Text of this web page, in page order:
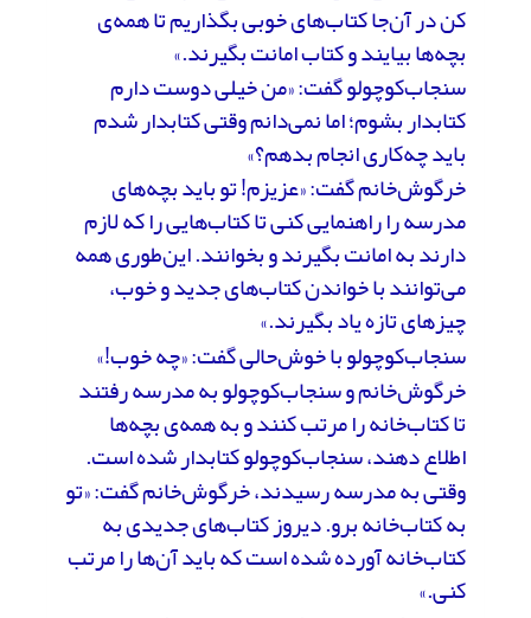
کن در آن‌جا کتاب‌های خوبی بگذاریم تا همه‌ی
بچه‌ها بیایند و کتاب امانت بگیرند.»
سنجاب‌کوچولو گفت: «من خیلی دوست دارم
کتابدار بشوم؛ اما نمی‌دانم وقتی کتابدار شدم
باید چه‌کاری انجام بدهم؟»
خرگوش‌خانم گفت: «عزیزم! تو باید بچه‌های
مدرسه را راهنمایی کنی تا کتاب‌هایی را که لازم
دارند به امانت بگیرند و بخوانند. این‌طوری همه
می‌توانند با خواندن کتاب‌های جدید و خوب،
چیزهای تازه یاد بگیرند.»
سنجاب‌کوچولو با خوش‌حالی گفت: «چه خوب!»
خرگوش‌خانم و سنجاب‌کوچولو به مدرسه رفتند
تا کتاب‌خانه را مرتب کنند و به همه‌ی بچه‌ها
اطلاع دهند، سنجاب‌کوچولو کتابدار شده است.
وقتی به مدرسه رسیدند، خرگوش‌خانم گفت: «تو
به کتاب‌خانه برو. دیروز کتاب‌های جدیدی به
کتاب‌خانه آورده شده است که باید آن‌ها را مرتب
کنی.»